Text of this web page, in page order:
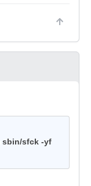
sbin/sfck -yf